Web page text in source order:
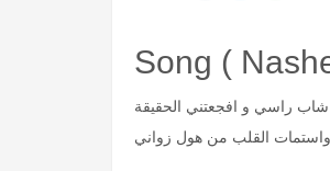
Song (
شاب راسي و افجعتني الحقيقة
واستمات القلب من هول زواني